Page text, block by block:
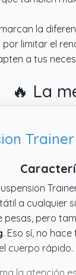
la
limitar el
a tus
🔥 La
a cualquier
pesas, pero
. Eso sí, no
cuerpo rápido.
la atención